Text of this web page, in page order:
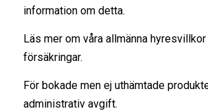
information om detta.
Läs mer om våra allmänna hyresvillkor
försäkringar.
För bokade men ej uthämtade
administrativ avgift.